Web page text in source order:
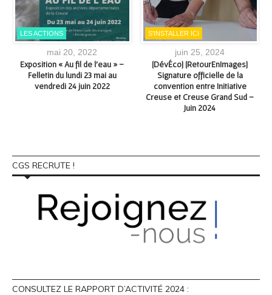
LES ACTIONS
mai 20, 2022
Exposition « Au fil de l’eau » –
Felletin du lundi 23 mai au
vendredi 24 juin 2022
S'INSTALLER ICI
juin 25, 2024
[DévÉco] [RetourEnImages]
Signature officielle de la
convention entre Initiative
Creuse et Creuse Grand Sud –
Juin 2024
CGS RECRUTE !
CONSULTEZ LE RAPPORT D’ACTIVITÉ 2024 :